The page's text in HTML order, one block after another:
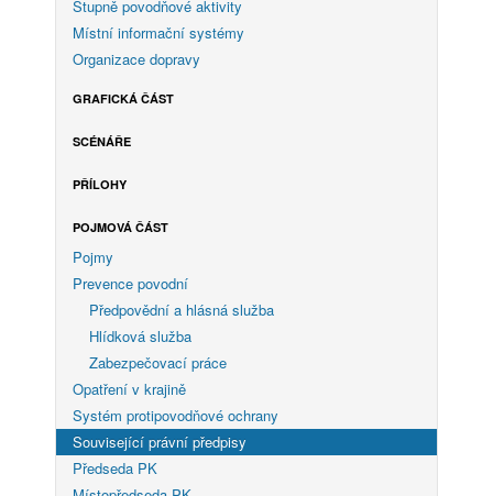
Stupně povodňové aktivity
Místní informační systémy
Organizace dopravy
GRAFICKÁ ČÁST
SCÉNÁŘE
PŘÍLOHY
POJMOVÁ ČÁST
Pojmy
Prevence povodní
Předpovědní a hlásná služba
Hlídková služba
Zabezpečovací práce
Opatření v krajině
Systém protipovodňové ochrany
Související právní předpisy
Předseda PK